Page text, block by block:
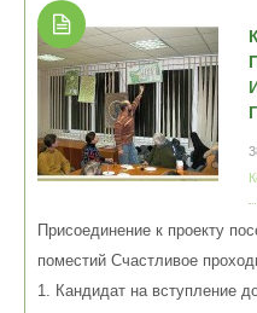
Присоединение к проекту
поместий Счастливое
1. Кандидат на вступление